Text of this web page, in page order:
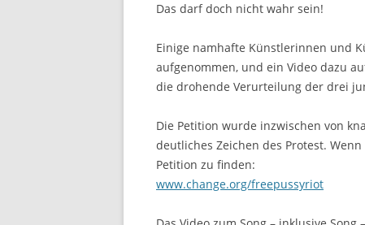
Das darf doch nicht wahr sein!
Einige namhafte Künstlerinnen und
aufgenommen, und ein Video dazu
die drohende Verurteilung der drei
Die Petition wurde inzwischen von
deutliches Zeichen des Protest.
Petition zu finden:
www.change.org/freepussyriot